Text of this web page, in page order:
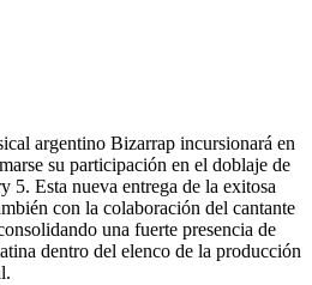
argentino Bizarrap incursionará en
su participación en el doblaje de
5. Esta nueva entrega de la exitosa
con la colaboración del cantante
una fuerte presencia de
dentro del elenco de la producción